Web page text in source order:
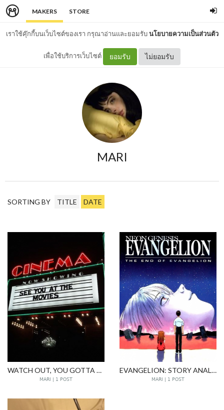
MAKERS STORE
เราใช้คุ๊กกี้บนเว็บไซต์ของเรา กรุณาอ่านและยอมรับนโยบายความเป็นส่วนตัว
เพื่อใช้บริการเว็บไซต์ ยอมรับ ไม่ยอมรับ
MARI
SORTING BY TITLE DATE
WATCH OUT, YOU GOTTA SHOUT OUT!
MARI | 1 POST
EVANGELION: STORY ANALIZE FROM MENTAL HEALTH ISSUE ONE'S LENS
MARI | 1 POST